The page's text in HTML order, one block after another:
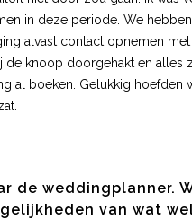
in deze periode. We
alvast contact opnemen met
de knoop doorgehakt en alles
al boeken. Gelukkig hoefden
de weddingplanner.
van wat